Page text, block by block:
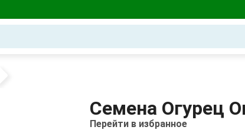
Семена Огурец
Перейти в избранное